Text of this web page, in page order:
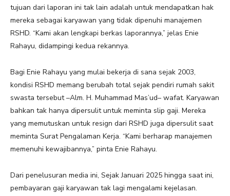
tujuan dari laporan ini tak lain adalah untuk mendapatkan hak
mereka sebagai karyawan yang tidak dipenuhi manajemen
RSHD. “Kami akan lengkapi berkas laporannya,” jelas Enie
Rahayu, didampingi kedua rekannya.
Bagi Enie Rahayu yang mulai bekerja di sana sejak 2003,
kondisi RSHD memang berubah total sejak pendiri rumah sakit
swasta tersebut –Alm. H. Muhammad Mas’ud– wafat. Karyawan
bahkan tak hanya dipersulit untuk meminta slip gaji. Mereka
yang memutuskan untuk resign dari RSHD juga dipersulit saat
meminta Surat Pengalaman Kerja. “Kami berharap manajemen
memenuhi kewajibannya,” pinta Enie Rahayu.
Dari penelusuran media ini, Sejak Januari 2025 hingga saat ini,
pembayaran gaji karyawan tak lagi mengalami kejelasan.